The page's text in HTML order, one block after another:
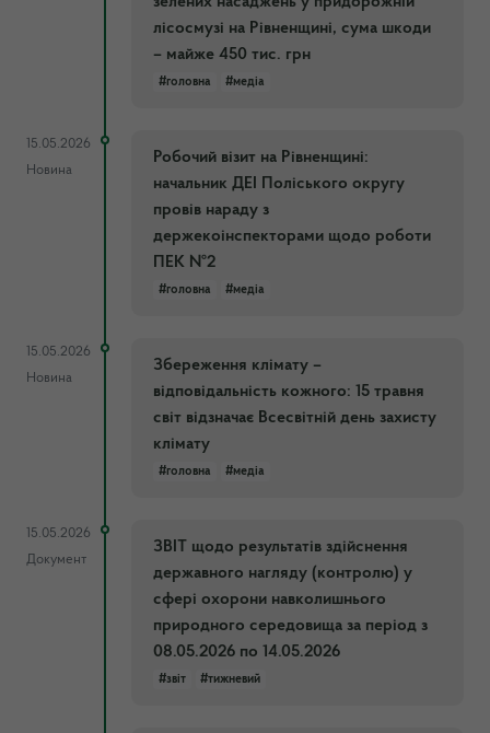
лісосмузі на Рівненщині, сума шкоди
– майже 450 тис. грн
#головна #медіа
15.05.2026
Новина
Робочий візит на Рівненщині:
начальник ДЕІ Поліського округу
провів нараду з
держекоінспекторами щодо роботи
ПЕК №2
#головна #медіа
15.05.2026
Новина
Збереження клімату –
відповідальність кожного: 15 травня
світ відзначає Всесвітній день захисту
клімату
#головна #медіа
15.05.2026
Документ
ЗВІТ щодо результатів здійснення
державного нагляду (контролю) у
сфері охорони навколишнього
природного середовища за період з
08.05.2026 по 14.05.2026
#звіт #тижневий